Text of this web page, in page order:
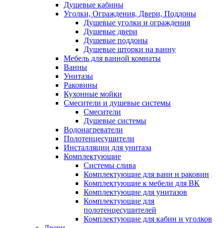
Душевые кабины
Уголки, Ограждения, Двери, Поддоны
Душевые уголки и ограждения
Душевые двери
Душевые поддоны
Душевые шторки на ванну
Мебель для ванной комнаты
Ванны
Унитазы
Раковины
Кухонные мойки
Смесители и душевые системы
Смесители
Душевые системы
Водонагреватели
Полотенцесушители
Инсталляции для унитаза
Комплектующие
Системы слива
Комплектующие для ванн и раковин
Комплектующие к мебели для ВК
Комплектующие для унитазов
Комплектующие для
полотенцесушителей
Комплектующие для кабин и уголков